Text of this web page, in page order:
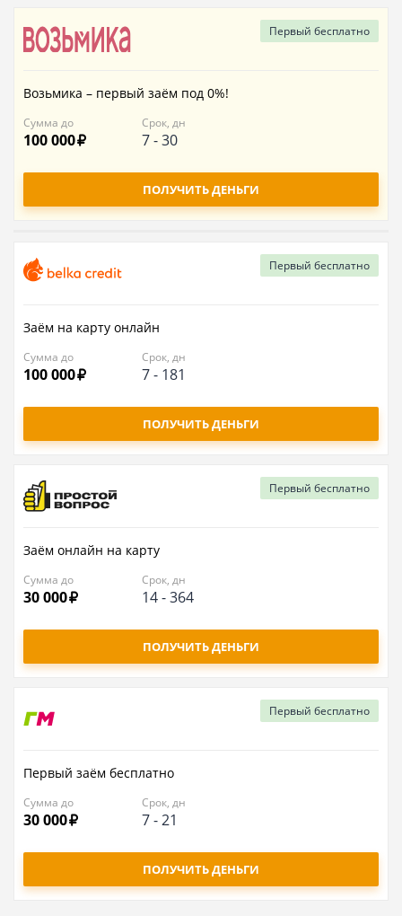
Возьмика – первый заём под 0%!
Сумма до
100 000
Срок, дн
7-30
Первый бесплатно
ПОЛУЧИТЬ ДЕНЬГИ
Заём на карту онлайн
Сумма до
100 000
Срок, дн
7- 181
Первый бесплатно
ПОЛУЧИТЬ ДЕНЬГИ
Заём онлайн на карту
Сумма до
30 000
Срок, дн
14-364
Первый бесплатно
ПОЛУЧИТЬ ДЕНЬГИ
Первый заём бесплатно
Сумма до
30 000
Срок, дн
7-21
Первый бесплатно
ПОЛУЧИТЬ ДЕНЬГИ